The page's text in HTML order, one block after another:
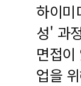
하이미
성' 과
면접
업을